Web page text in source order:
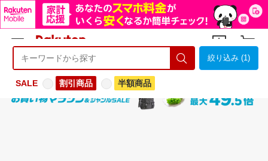
ようこそ 楽天市場へ ログイン
絞り込み (1)
SALE 割引商品 半額商品